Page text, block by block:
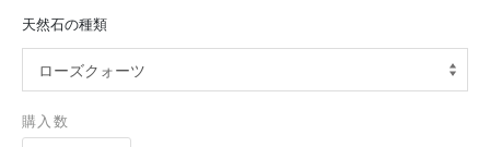
7 8 9
21 22 23 24 25 26
28 29
天然石の種類
購入数